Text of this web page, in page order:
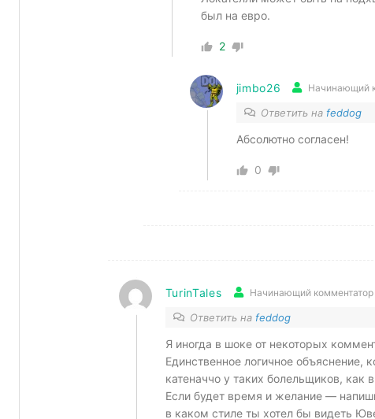
был на евро.
2
jimbo26 Начинающий
Ответить на feddog
Абсолютно согласен!
0
TurinTales Начинающий комментатор
Ответить на feddog
Я иногда в шоке от некоторых
Единственное логичное объяснение,
катеначчо у таких болельщиков, как
Если будет время и желание —
в каком стиле ты хотел бы видеть